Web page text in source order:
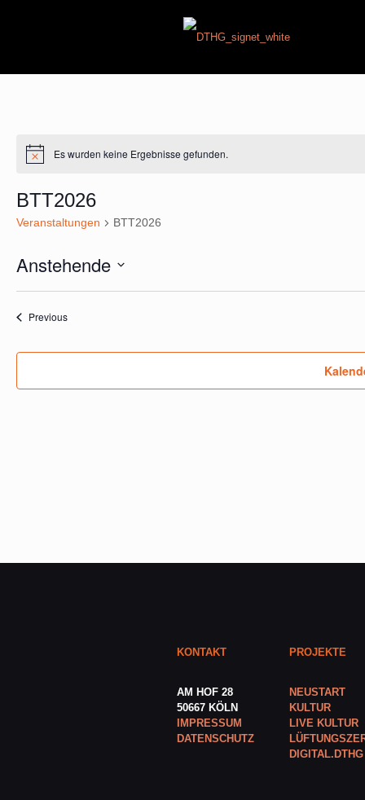
HinweisEs wurden keine Ergebnisse gefunden.
BTT2026
Veranstaltungen BTT2026
Anstehende
of
in
View
PreviousVeranstaltungen
KONTAKT
AM HOF 28
50667 KÖLN
IMPRESSUM
DATENSCHUTZ
PROJEKTE
NEUSTART
KULTUR
LIVE KULTUR
DIGITAL.DTHG